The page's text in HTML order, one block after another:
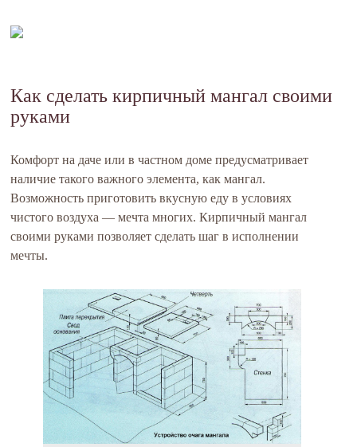
Как сделать кирпичный мангал своими
руками
Комфорт на даче или в частном доме предусматривает
наличие такого важного элемента, как мангал.
Возможность приготовить вкусную еду в условиях
чистого воздуха — мечта многих. Кирпичный мангал
своими руками позволяет сделать шаг в исполнении
мечты.